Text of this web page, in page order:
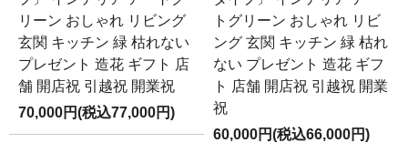
リーン おしゃれ リビング
玄関 キッチン 緑 枯れない
プレゼント 造花 ギフト 店
舗 開店祝 引越祝 開業祝
70,000円(税込77,000円)
トグリーン おしゃれ リビ
ング 玄関 キッチン 緑 枯れ
ない プレゼント 造花 ギフ
ト 店舗 開店祝 引越祝 開業
祝
60,000円(税込66,000円)